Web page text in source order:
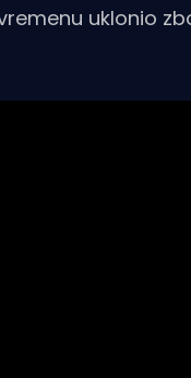
uklonio